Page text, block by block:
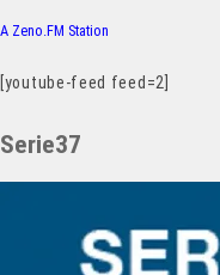
A Zeno.FM Station
[youtube-feed feed=2]
Serie37